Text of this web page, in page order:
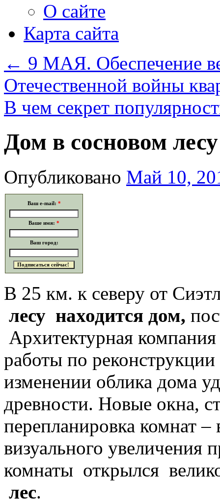
О сайте
Карта сайта
← 9 МАЯ. Обеспечение
Отечественной войны
В чем секрет
Дом в сосновом
Опубликовано Май 10,
Ваш e-mail: *
Ваше имя: *
Ваш город:
В 25 км. к северу от
лесу находится дом,
Архитектурная
работы по
изменении облика дома
древности. Новые окна,
перепланировка комнат
визуального увеличения
комнаты открылся
лес.